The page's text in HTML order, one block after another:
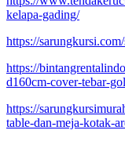
kelapa-gading/
https://
https://
d160cm-cover-tebar-
https://
table-dan-meja-kotak-